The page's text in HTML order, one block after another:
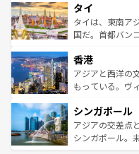
リティに包まれ
覧を参照してほ
急速な発展と共
ーチミン市のフ
醸し出している
とつ。フォーや
ひ現地で味わい
が旅行者を迎え
参照してほしい。
タイ
タイは、東南ア
国だ。首都バン
の活気が交差し
帯で自然と触れ
いビーチでリゾ
激する。気候は
が待っている。
た文化、そして
香港
アジアと西洋の
もっている。ヴ
み、どこを訪れ
ており、効率よ
うな絶景から文
シンガポール
アジアの交差点
シンガポール。